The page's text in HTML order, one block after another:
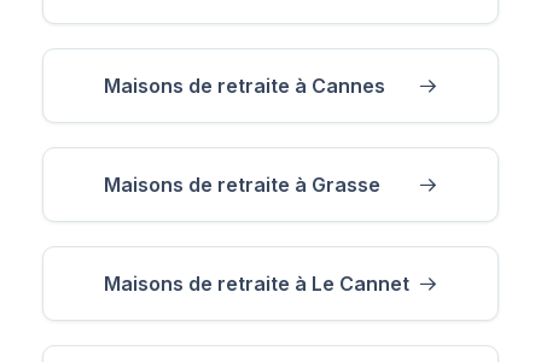
Maisons de retraite à Cannes
Maisons de retraite à Grasse
Maisons de retraite à Le Cannet